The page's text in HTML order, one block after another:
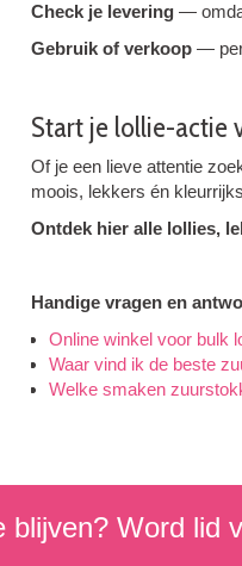
Check je levering —
Gebruik of verkoop —
Start je lollie-actie
Of je een lieve attentie
moois, lekkers én
Ontdek hier alle lollies,
Handige vragen en
Online winkel voor bulk
Waar vind ik de beste
Welke smaken
blijven? Word lid